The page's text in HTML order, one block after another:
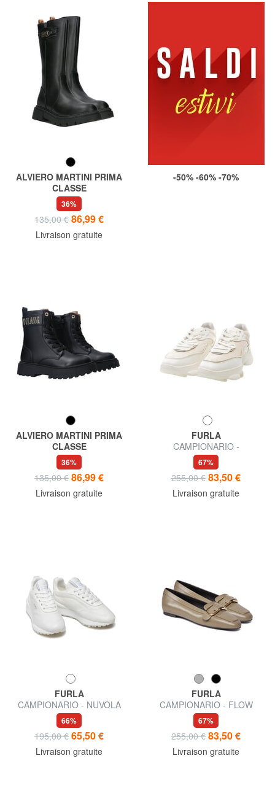
ALVIERO MARTINI PRIMA
CLASSE
GEO Bottes hautes
36%
135,00 € 86,99 €
Livraison gratuite
-50% -60% -70%
ALVIERO MARTINI PRIMA
CLASSE
GEO Amphibiens
36%
135,00 € 86,99 €
Livraison gratuite
FURLA
CAMPIONARIO -
WONDERLACE UP Baskets
pour femmes
67%
255,00 € 83,50 €
Livraison gratuite
FURLA
CAMPIONARIO - NUVOLA
Baskets en cuir
66%
195,00 € 65,50 €
Livraison gratuite
FURLA
CAMPIONARIO - FLOW
Ballerines
67%
255,00 € 83,50 €
Livraison gratuite